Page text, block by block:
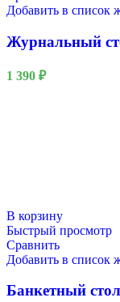
Добавить в список
Журнальный
1 390 ₽
В корзину
Быстрый просмотр
Сравнить
Добавить в список
Банкетный